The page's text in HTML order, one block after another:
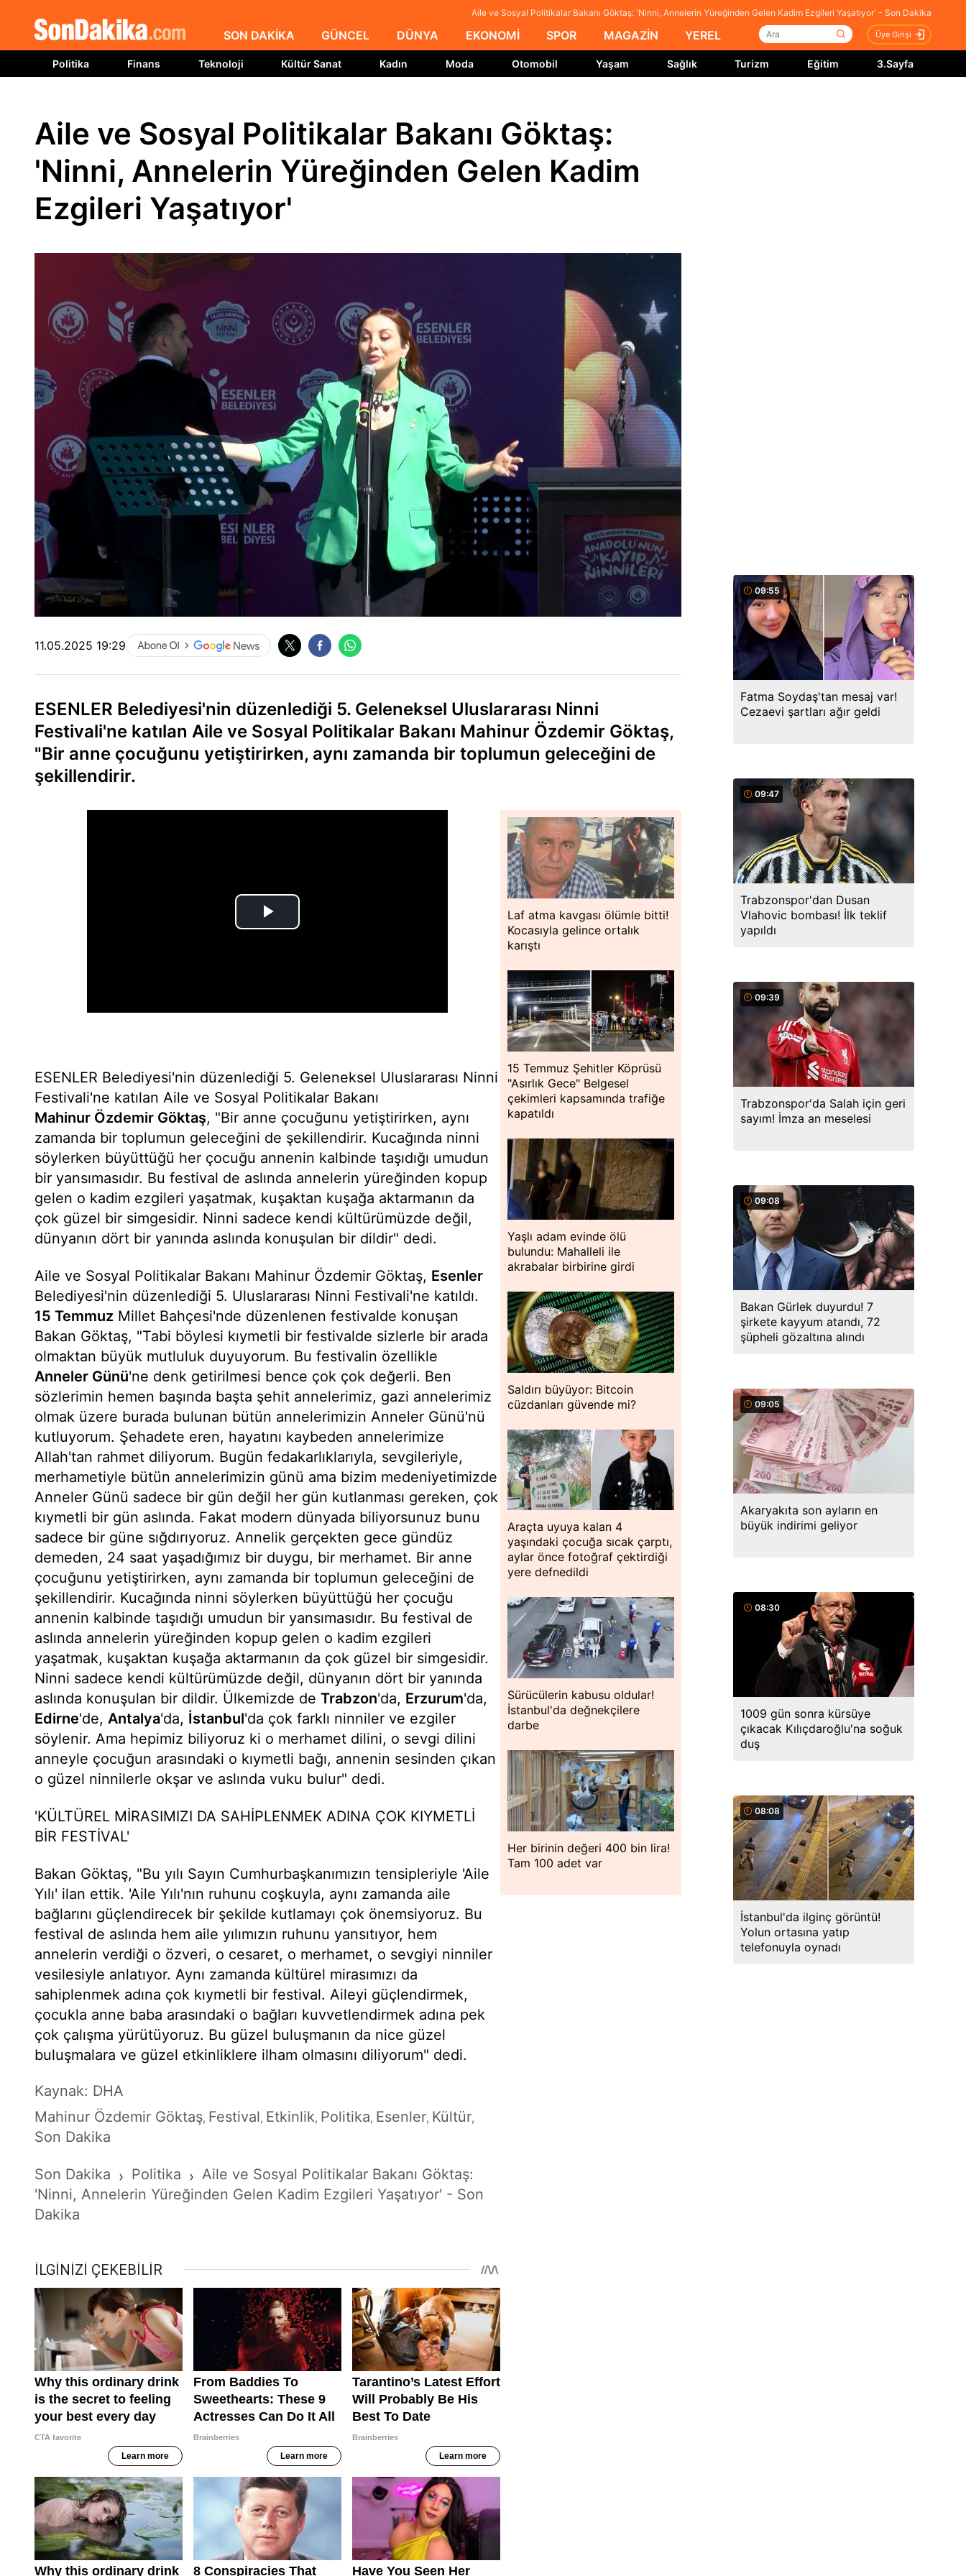
Aile ve Sosyal Politikalar Bakanı Göktaş: 'Ninni, Annelerin Yüreğinden Gelen Kadim Ezgileri Yaşatıyor' - Son Dakika
SON DAKİKA GÜNCEL DÜNYA EKONOMİ SPOR MAGAZİN YEREL Üye Girişi
Politika Finans Teknoloji Kültür Sanat Kadın Moda Otomobil Yaşam Sağlık Turizm Eğitim 3.Sayfa
Aile ve Sosyal Politikalar Bakanı Göktaş:
'Ninni, Annelerin Yüreğinden Gelen Kadim
Ezgileri Yaşatıyor'
11.05.2025 19:29
ESENLER Belediyesi'nin düzenlediği 5. Geleneksel Uluslararası Ninni
Festivali'ne katılan Aile ve Sosyal Politikalar Bakanı Mahinur Özdemir Göktaş,
"Bir anne çocuğunu yetiştirirken, aynı zamanda bir toplumun geleceğini de
şekillendirir.
ESENLER Belediyesi'nin düzenlediği 5. Geleneksel Uluslararası Ninni
Festivali'ne katılan Aile ve Sosyal Politikalar Bakanı
Mahinur Özdemir Göktaş, "Bir anne çocuğunu yetiştirirken, aynı
zamanda bir toplumun geleceğini de şekillendirir. Kucağında ninni
söylerken büyüttüğü her çocuğu annenin kalbinde taşıdığı umudun
bir yansımasıdır. Bu festival de aslında annelerin yüreğinden kopup
gelen o kadim ezgileri yaşatmak, kuşaktan kuşağa aktarmanın da
çok güzel bir simgesidir. Ninni sadece kendi kültürümüzde değil,
dünyanın dört bir yanında aslında konuşulan bir dildir" dedi.
Aile ve Sosyal Politikalar Bakanı Mahinur Özdemir Göktaş, Esenler
Belediyesi'nin düzenlediği 5. Uluslararası Ninni Festivali'ne katıldı.
15 Temmuz Millet Bahçesi'nde düzenlenen festivalde konuşan
Bakan Göktaş, "Tabi böylesi kıymetli bir festivalde sizlerle bir arada
olmaktan büyük mutluluk duyuyorum. Bu festivalin özellikle
Anneler Günü'ne denk getirilmesi bence çok çok değerli. Ben
sözlerimin hemen başında başta şehit annelerimiz, gazi annelerimiz
olmak üzere burada bulunan bütün annelerimizin Anneler Günü'nü
kutluyorum. Şehadete eren, hayatını kaybeden annelerimize
Allah'tan rahmet diliyorum. Bugün fedakarlıklarıyla, sevgileriyle,
merhametiyle bütün annelerimizin günü ama bizim medeniyetimizde
Anneler Günü sadece bir gün değil her gün kutlanması gereken, çok
kıymetli bir gün aslında. Fakat modern dünyada biliyorsunuz bunu
sadece bir güne sığdırıyoruz. Annelik gerçekten gece gündüz
demeden, 24 saat yaşadığımız bir duygu, bir merhamet. Bir anne
çocuğunu yetiştirirken, aynı zamanda bir toplumun geleceğini de
şekillendirir. Kucağında ninni söylerken büyüttüğü her çocuğu
annenin kalbinde taşıdığı umudun bir yansımasıdır. Bu festival de
aslında annelerin yüreğinden kopup gelen o kadim ezgileri
yaşatmak, kuşaktan kuşağa aktarmanın da çok güzel bir simgesidir.
Ninni sadece kendi kültürümüzde değil, dünyanın dört bir yanında
aslında konuşulan bir dildir. Ülkemizde de Trabzon'da, Erzurum'da,
Edirne'de, Antalya'da, İstanbul'da çok farklı ninniler ve ezgiler
söylenir. Ama hepimiz biliyoruz ki o merhamet dilini, o sevgi dilini
anneyle çocuğun arasındaki o kıymetli bağı, annenin sesinden çıkan
o güzel ninnilerle okşar ve aslında vuku bulur" dedi.
'KÜLTÜREL MİRASIMIZI DA SAHİPLENMEK ADINA ÇOK KIYMETLİ
BİR FESTİVAL'
Bakan Göktaş, "Bu yılı Sayın Cumhurbaşkanımızın tensipleriyle 'Aile
Yılı' ilan ettik. 'Aile Yılı'nın ruhunu coşkuyla, aynı zamanda aile
bağlarını güçlendirecek bir şekilde kutlamayı çok önemsiyoruz. Bu
festival de aslında hem aile yılımızın ruhunu yansıtıyor, hem
annelerin verdiği o özveri, o cesaret, o merhamet, o sevgiyi ninniler
vesilesiyle anlatıyor. Aynı zamanda kültürel mirasımızı da
sahiplenmek adına çok kıymetli bir festival. Aileyi güçlendirmek,
çocukla anne baba arasındaki o bağları kuvvetlendirmek adına pek
çok çalışma yürütüyoruz. Bu güzel buluşmanın da nice güzel
buluşmalara ve güzel etkinliklere ilham olmasını diliyorum" dedi.
Kaynak: DHA
Mahinur Özdemir Göktaş, Festival, Etkinlik, Politika, Esenler, Kültür,
Son Dakika
Son Dakika › Politika › Aile ve Sosyal Politikalar Bakanı Göktaş:
'Ninni, Annelerin Yüreğinden Gelen Kadim Ezgileri Yaşatıyor' - Son
Dakika
Laf atma kavgası ölümle bitti!
Kocasıyla gelince ortalık
karıştı
15 Temmuz Şehitler Köprüsü
"Asırlık Gece" Belgesel
çekimleri kapsamında trafiğe
kapatıldı
Yaşlı adam evinde ölü
bulundu: Mahalleli ile
akrabalar birbirine girdi
Saldırı büyüyor: Bitcoin
cüzdanları güvende mi?
Araçta uyuya kalan 4
yaşındaki çocuğa sıcak çarptı,
aylar önce fotoğraf çektirdiği
yere defnedildi
Sürücülerin kabusu oldular!
İstanbul'da değnekçilere
darbe
Her birinin değeri 400 bin lira!
Tam 100 adet var
09:55
Fatma Soydaş'tan mesaj var!
Cezaevi şartları ağır geldi
09:47
Trabzonspor'dan Dusan
Vlahovic bombası! İlk teklif
yapıldı
09:39
Trabzonspor'da Salah için geri
sayım! İmza an meselesi
09:08
Bakan Gürlek duyurdu! 7
şirkete kayyum atandı, 72
şüpheli gözaltına alındı
09:05
Akaryakıta son ayların en
büyük indirimi geliyor
08:30
1009 gün sonra kürsüye
çıkacak Kılıçdaroğlu'na soğuk
duş
08:08
İstanbul'da ilginç görüntü!
Yolun ortasına yatıp
telefonuyla oynadı